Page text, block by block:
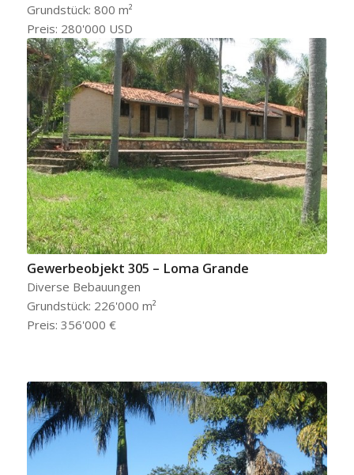
Grundstück: 800 m²
Preis: 280'000 USD
Gewerbeobjekt 305 – Loma Grande
Diverse Bebauungen
Grundstück: 226'000 m²
Preis: 356'000 €